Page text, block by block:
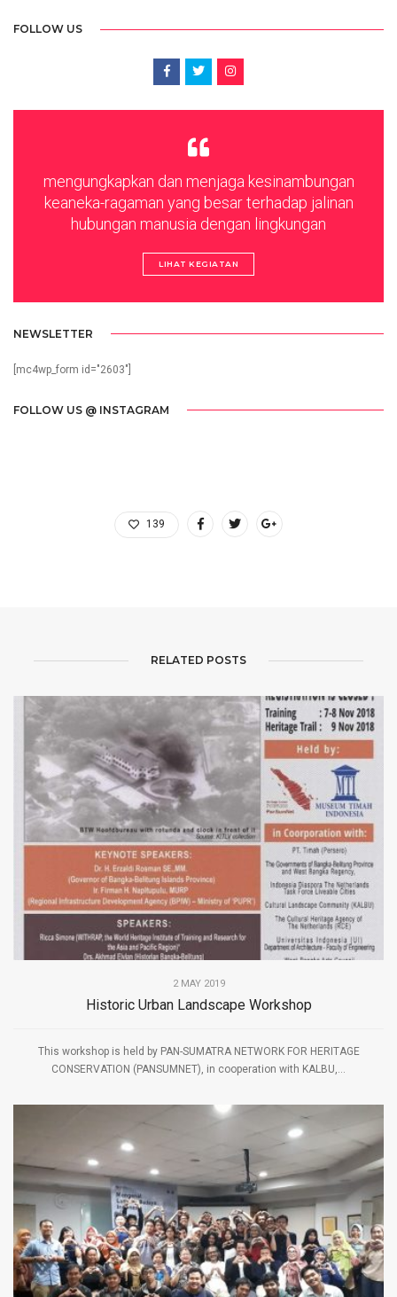
FOLLOW US
mengungkapkan dan menjaga kesinambungan
keaneka-ragaman yang besar terhadap jalinan
hubungan manusia dengan lingkungan
LIHAT KEGIATAN
NEWSLETTER
[mc4wp_form id="2603"]
FOLLOW US @ INSTAGRAM
139
RELATED POSTS
2 MAY 2019
Historic Urban Landscape Workshop
This workshop is held by PAN-SUMATRA NETWORK FOR HERITAGE
CONSERVATION (PANSUMNET), in cooperation with KALBU,...